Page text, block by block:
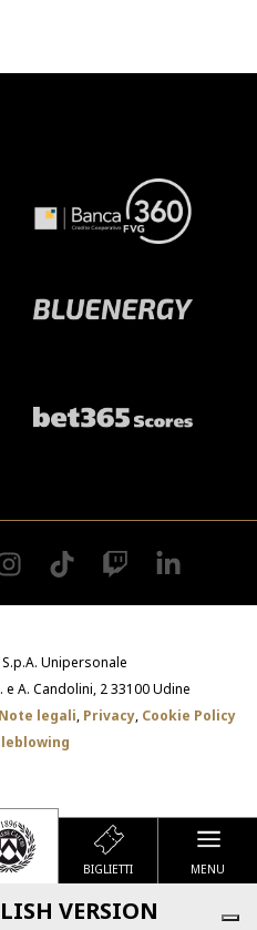
BIGLIETTI MENU
VERSION
instagramtiktok twitch
S.p.A. Unipersonale
e A. Candolini, 2 33100 Udine
Note legali, Privacy, Cookie Policy
relative alla privacy